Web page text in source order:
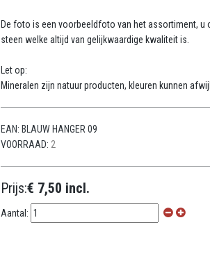
De foto is een voorbeeldfoto van het assortiment, u
steen welke altijd van gelijkwaardige kwaliteit is.
Let op:
Mineralen zijn natuur producten, kleuren kunnen
EAN: BLAUW HANGER 09
VOORRAAD: 2
Prijs:€ 7,50 incl.
Aantal: